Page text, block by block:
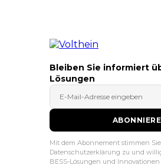
Bleiben Sie informiert
Lösungen
Mit dem Abonnement stimmen
Datenschutzerklärung zu und
BESS-Lösungen und